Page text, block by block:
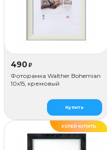
490 ₽
Фоторамка Walther Bohemian
10x15, кремовый
Купить
УСПЕЙ КУПИТЬ